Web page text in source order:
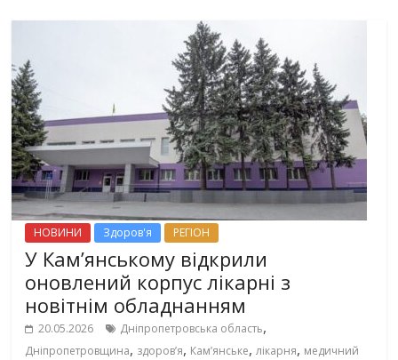
НОВИНИ Здоров'я РЕГІОН
У Кам’янському відкрили
оновлений корпус лікарні з
новітнім обладнанням
20.05.2026 Дніпропетровська область,
Дніпропетровщина, здоров’я, Кам’янське,лікарня, медичний